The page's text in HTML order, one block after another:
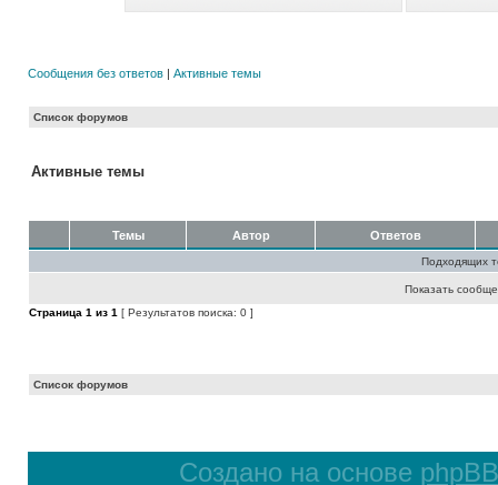
Сообщения без ответов | Активные темы
Список форумов
Активные темы
Темы Автор Ответов
Подходящих
Показать
Страница 1 из 1 [ Результатов поиска: 0 ]
Список форумов
Создано на основе phpBB